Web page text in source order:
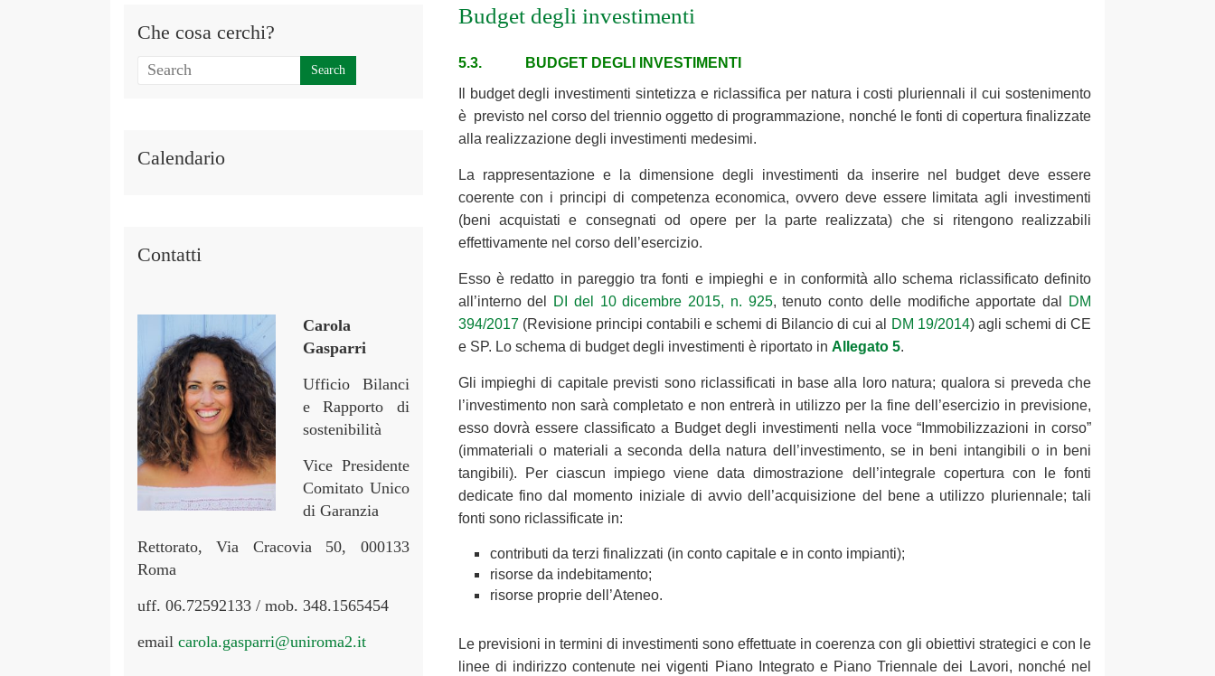
Budget degli investimenti
5.3. BUDGET DEGLI INVESTIMENTI
Il budget degli investimenti sintetizza e riclassifica per natura i costi pluriennali il cui sostenimento
è previsto nel corso del triennio oggetto di programmazione, nonché le fonti di copertura finalizzate
alla realizzazione degli investimenti medesimi.
La rappresentazione e la dimensione degli investimenti da inserire nel budget deve essere
coerente con i principi di competenza economica, ovvero deve essere limitata agli investimenti
(beni acquistati e consegnati od opere per la parte realizzata) che si ritengono realizzabili
effettivamente nel corso dell’esercizio.
Esso è redatto in pareggio tra fonti e impieghi e in conformità allo schema riclassificato definito
all’interno del
DI del 10 dicembre 2015, n. 925, tenuto conto delle modifiche apportate dal
DM
394/2017(Revisione principi contabili e schemi di Bilancio di cui al DM 19/2014) agli schemi di CE
e SP. Lo schema di budget degli investimenti è riportato in Allegato 5.
Gli impieghi di capitale previsti sono riclassificati in base alla loro natura; qualora si preveda che
l’investimento non sarà completato e non entrerà in utilizzo per la fine dell’esercizio in previsione,
esso dovrà essere classificato a Budget degli investimenti nella voce “Immobilizzazioni in corso”
(immateriali o materiali a seconda della natura dell’investimento, se in beni intangibili o in beni
tangibili). Per ciascun impiego viene data dimostrazione dell’integrale copertura con le fonti
dedicate fino dal momento iniziale di avvio dell’acquisizione del bene a utilizzo pluriennale; tali
fonti sono riclassificate in:
contributi da terzi finalizzati (in conto capitale e in conto impianti);
risorse da indebitamento;
risorse proprie dell’Ateneo.
Le previsioni in termini di investimenti sono effettuate in coerenza con gli obiettivi strategici e con le
linee di indirizzo contenute nei vigenti Piano Integrato e Piano Triennale dei Lavori, nonché nel
Che cosa cerchi?
Calendario
Contatti
Carola
Gasparri
Ufficio Bilanci
e Rapporto di
sostenibilità
Vice Presidente
Comitato Unico
di Garanzia
Rettorato, Via Cracovia 50, 000133
Roma
uff. 06.72592133 / mob. 348.1565454
email carola.gasparri@uniroma2.it